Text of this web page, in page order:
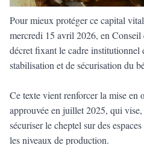
Pour mieux protéger ce capital
mercredi 15 avril 2026, en Conseil
décret fixant le cadre institutionnel
stabilisation et de sécurisation du
Ce texte vient renforcer la mise en
approuvée en juillet 2025, qui
sécuriser le cheptel sur des
les niveaux de production.